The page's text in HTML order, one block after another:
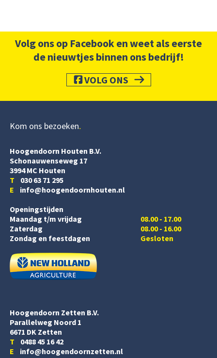
Volg ons op Facebook en weet als eerste
de nieuwtjes binnen ons bedrijf!
VOLG ONS
Kom ons bezoeken
Hoogendoorn Houten B.V.
Schonauwenseweg 17
3994 MC Houten
T 030 63 71 295
E info@hoogendoornhouten.nl
Openingstijden
Maandag t/m vrijdag
Zaterdag
08.00 - 17.00
08.00 - 16.00
Zondag en feestdagen
Gesloten
Hoogendoorn Zetten B.V.
Parallelweg Noord 1
6671 DK Zetten
T 0488 45 16 42
E info@hoogendoornzetten.nl